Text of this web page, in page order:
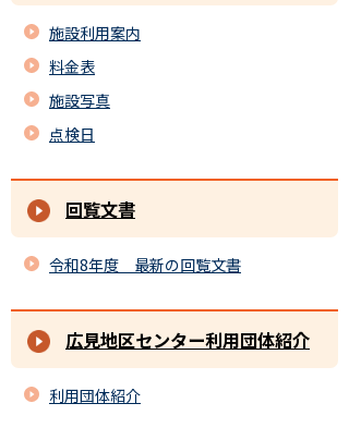
施設利用案内
料金表
施設写真
点検日
回覧文書
令和8年度 最新の回覧文書
広見地区センター利用団体紹介
利用団体紹介